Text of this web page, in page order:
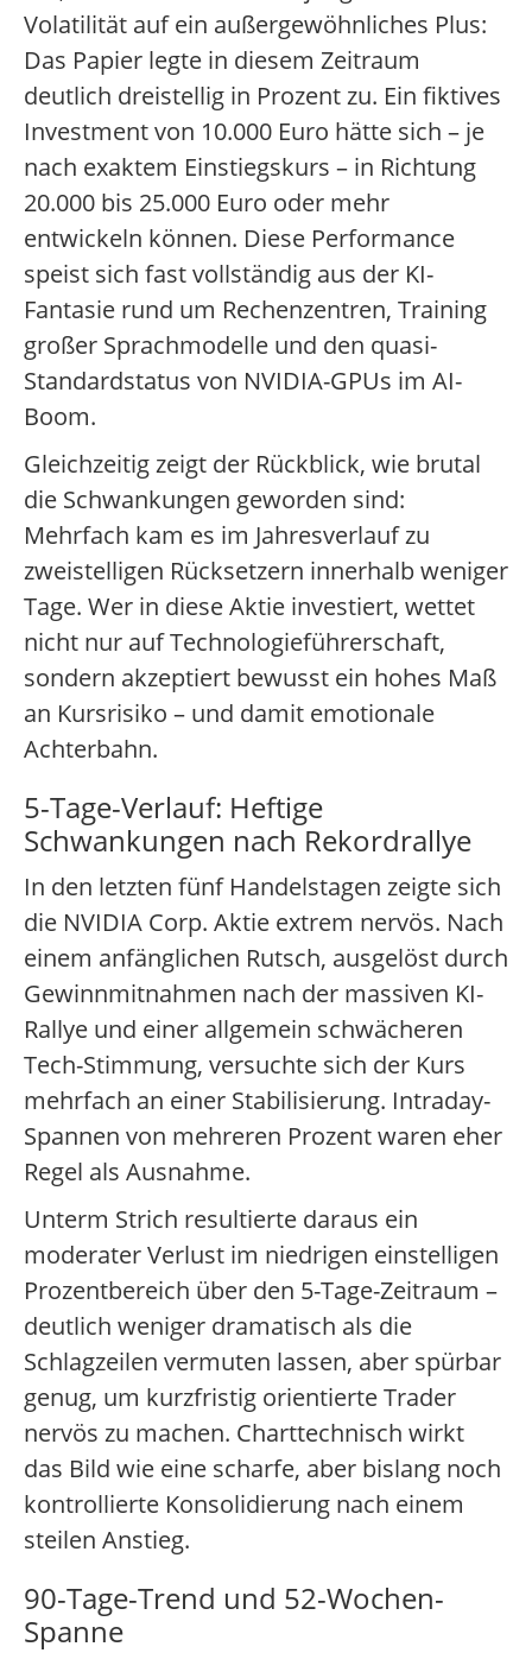
Volatilität auf ein außergewöhnliches Plus:
Das Papier legte in diesem Zeitraum
deutlich dreistellig in Prozent zu. Ein fiktives
Investment von 10.000 Euro hätte sich – je
nach exaktem Einstiegskurs – in Richtung
20.000 bis 25.000 Euro oder mehr
entwickeln können. Diese Performance
speist sich fast vollständig aus der KI-
Fantasie rund um Rechenzentren, Training
großer Sprachmodelle und den quasi-
Standardstatus von NVIDIA-GPUs im AI-
Boom.
Gleichzeitig zeigt der Rückblick, wie brutal
die Schwankungen geworden sind:
Mehrfach kam es im Jahresverlauf zu
zweistelligen Rücksetzern innerhalb weniger
Tage. Wer in diese Aktie investiert, wettet
nicht nur auf Technologieführerschaft,
sondern akzeptiert bewusst ein hohes Maß
an Kursrisiko – und damit emotionale
Achterbahn.
5-Tage-Verlauf: Heftige
Schwankungen nach Rekordrallye
In den letzten fünf Handelstagen zeigte sich
die NVIDIA Corp. Aktie extrem nervös. Nach
einem anfänglichen Rutsch, ausgelöst durch
Gewinnmitnahmen nach der massiven KI-
Rallye und einer allgemein schwächeren
Tech-Stimmung, versuchte sich der Kurs
mehrfach an einer Stabilisierung. Intraday-
Spannen von mehreren Prozent waren eher
Regel als Ausnahme.
Unterm Strich resultierte daraus ein
moderater Verlust im niedrigen einstelligen
Prozentbereich über den 5-Tage-Zeitraum –
deutlich weniger dramatisch als die
Schlagzeilen vermuten lassen, aber spürbar
genug, um kurzfristig orientierte Trader
nervös zu machen. Charttechnisch wirkt
das Bild wie eine scharfe, aber bislang noch
kontrollierte Konsolidierung nach einem
steilen Anstieg.
90-Tage-Trend und 52-Wochen-
Spanne